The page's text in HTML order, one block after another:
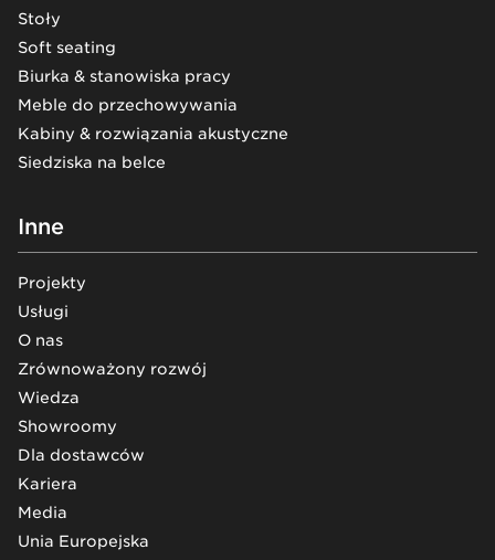
Stoły
Soft seating
Biurka & stanowiska pracy
Meble do przechowywania
Kabiny & rozwiązania akustyczne
Siedziska na belce
Inne
Projekty
Usługi
O nas
Zrównoważony rozwój
Wiedza
Showroomy
Dla dostawców
Kariera
Media
Unia Europejska